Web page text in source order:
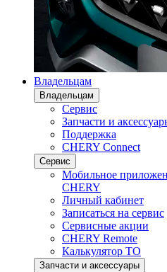
Владельцам
Владельцам
Сервис
Запчасти и
Поддержка
CHERY Connect
Сервис
Мобильное
CHERY
Личный кабинет
Записаться на сервис
Сервисные акции
CHERY Remote
Калькулятор ТО
Запчасти и аксессуары